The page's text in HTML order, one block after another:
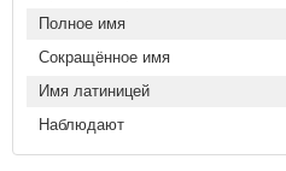
Полное имя
Сокращённое имя
Имя латиницей
Наблюдают